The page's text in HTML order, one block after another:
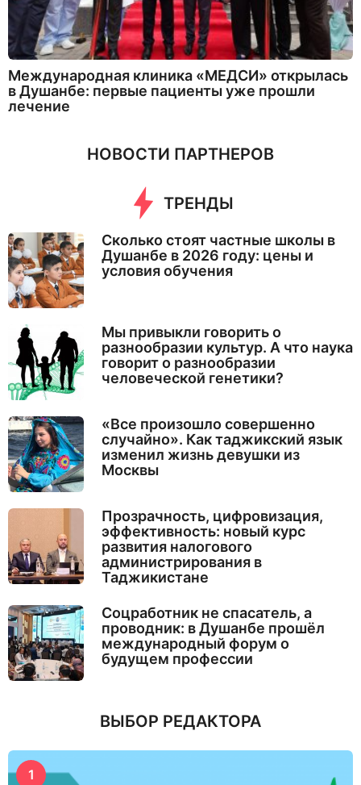
Международная клиника «МЕДСИ» открылась
в Душанбе: первые пациенты уже прошли
лечение
НОВОСТИ ПАРТНЕРОВ
ТРЕНДЫ
Сколько стоят частные школы в
Душанбе в 2026 году: цены и
условия обучения
Мы привыкли говорить о
разнообразии культур. А что наука
говорит о разнообразии
человеческой генетики?
«Все произошло совершенно
случайно». Как таджикский язык
изменил жизнь девушки из
Москвы
Прозрачность, цифровизация,
эффективность: новый курс
развития налогового
администрирования в
Таджикистане
Соцработник не спасатель, а
проводник: в Душанбе прошёл
международный форум о
будущем профессии
ВЫБОР РЕДАКТОРА
1